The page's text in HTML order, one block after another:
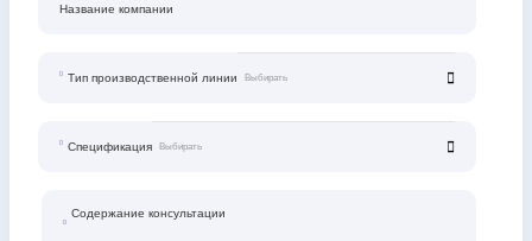
Название компании
Тип производственной линии
Спецификация
Содержание консультации